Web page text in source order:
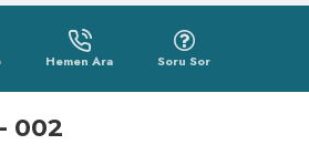
Hemen Ara Soru Sor
002